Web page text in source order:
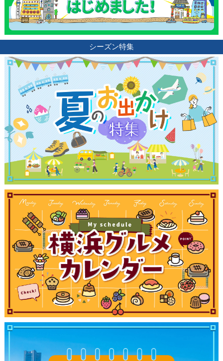
シーズン特集
観光ガイド
ランキング
ブログ記事
サイトについて